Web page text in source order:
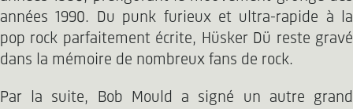
années 1990. Du punk furieux et ultra-rapide à la
pop rock parfaitement écrite, Hüsker Dü reste gravé
dans la mémoire de nombreux fans de rock.
Par la suite, Bob Mould a signé un autre grand